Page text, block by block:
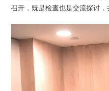
召开，既是检查也是交流探讨，